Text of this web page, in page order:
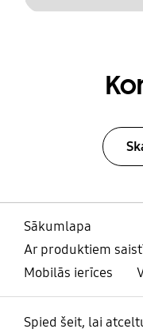
Sākumlapa
Ar produktiem
Mobilās ierīces
Spied šeit, lai